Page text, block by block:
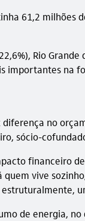
61,2
Rio
importantes na
no
sócio-
financeiro
vive
de energia,